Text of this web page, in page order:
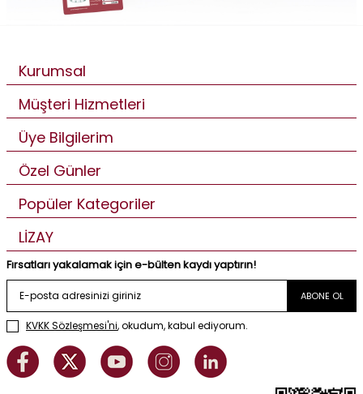
Kurumsal
Müşteri Hizmetleri
Üye Bilgilerim
Özel Günler
Popüler Kategoriler
LİZAY
Fırsatları yakalamak için e-bülten kaydı yaptırın!
ABONE OL
KVKK Sözleşmesi'ni, okudum, kabul ediyorum.